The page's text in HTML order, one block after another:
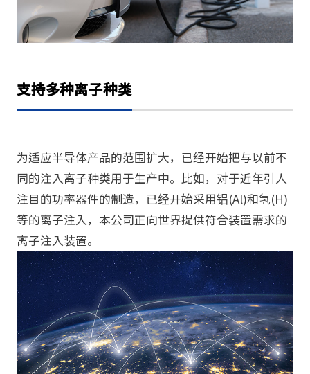
支持多种离子种类
为适应半导体产品的范围扩大，已经开始把与以前不
同的注入离子种类用于生产中。比如，对于近年引人
注目的功率器件的制造，已经开始采用铝(Al)和氢(H)
等的离子注入，本公司正向世界提供符合装置需求的
离子注入装置。